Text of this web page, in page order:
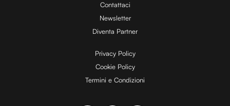
d
e
o
Contattaci
Newsletter
Diventa Partner
Privacy Policy
Cookie Policy
Termini e Condizioni